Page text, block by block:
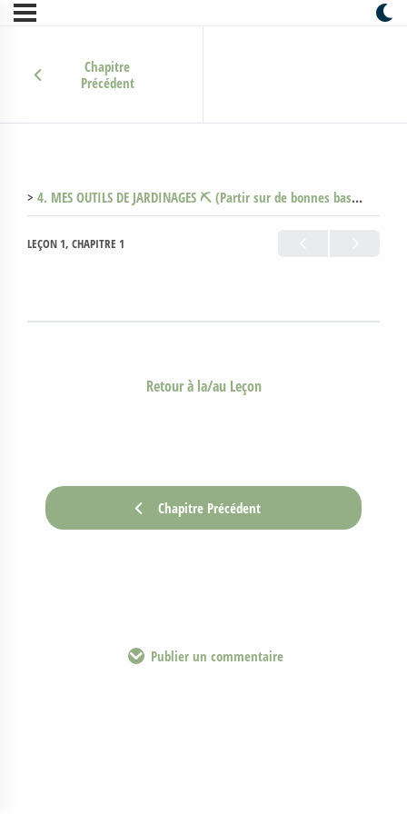
Chapitre
Précédent
4. MES OUTILS DE JARDINAGES ⛏ (Partir sur de bonnes bases) (Clone)
LEÇON 1, CHAPITRE 1
Chapitre Précédent
Retour à la/au Leçon
Publier un commentaire